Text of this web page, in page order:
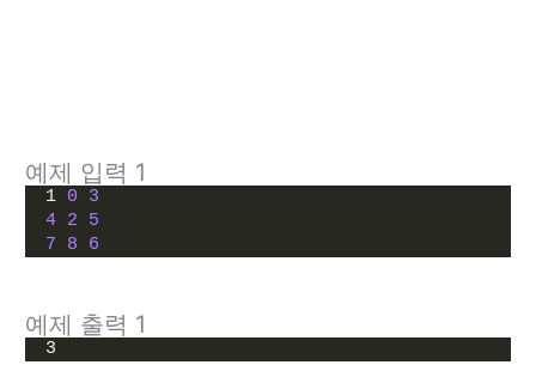
예제 입력 1
1 0
3
4 2
5
7
8 6
예제 출력 1
3